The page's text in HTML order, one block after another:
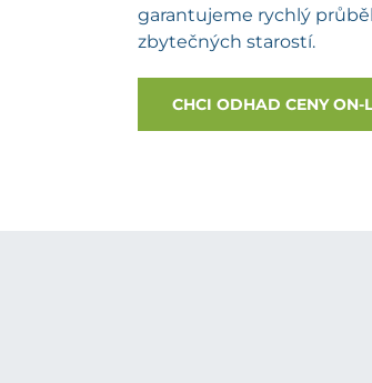
garantujeme rychlý
zbytečných starostí.
CHCI ODHAD CENY ON-